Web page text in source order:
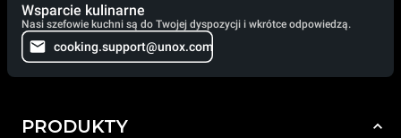
Wsparcie kulinarne
Nasi szefowie kuchni są do Twojej dyspozycji i wkrótce odpowiedzą.
cooking.support@unox.com
PRODUKTY